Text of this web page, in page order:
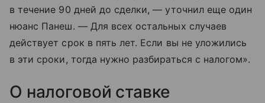
в течение 90 дней до сделки, — уточнил еще один
нюанс Панеш. — Для всех остальных случаев
действует срок в пять лет. Если вы не уложились
в эти сроки, тогда нужно разбираться с налогом».
О налоговой ставке